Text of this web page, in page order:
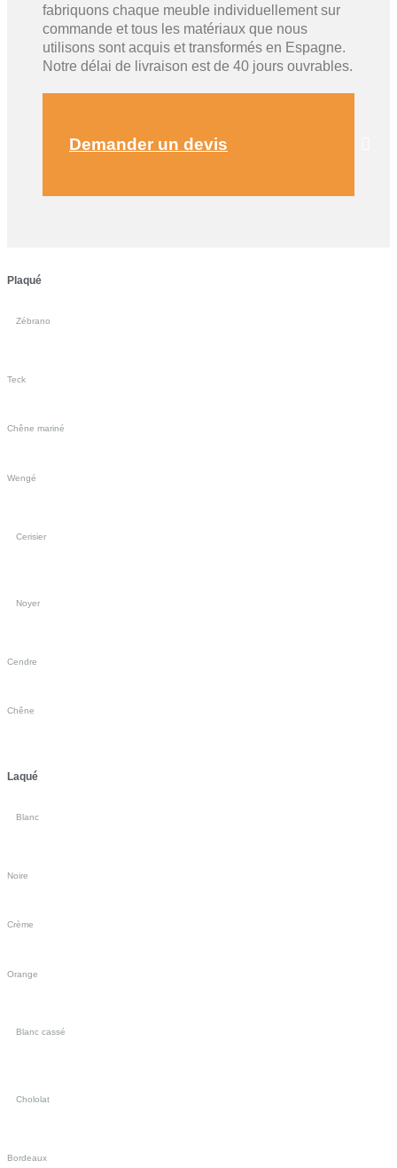
fabriquons chaque meuble individuellement sur
commande et tous les matériaux que nous
utilisons sont acquis et transformés en Espagne.
Notre délai de livraison est de 40 jours ouvrables.
Demander un devis
Plaqué
Zébrano
Teck
Chêne mariné
Wengé
Cerisier
Noyer
Cendre
Chêne
Laqué
Blanc
Noire
Crème
Orange
Blanc cassé
Chololat
Bordeaux